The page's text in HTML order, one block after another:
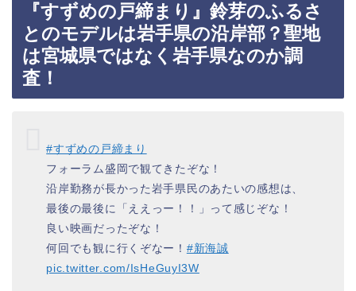
『すずめの戸締まり』鈴芽のふるさ
とのモデルは岩手県の沿岸部？聖地
は宮城県ではなく岩手県なのか調
査！
#すずめの戸締まり
フォーラム盛岡で観てきたぞな！
沿岸勤務が長かった岩手県民のあたいの感想は、
最後の最後に「ええっー！！」って感じぞな！
良い映画だったぞな！
何回でも観に行くぞなー！ #新海誠
pic.twitter.com/IsHeGuyI3W